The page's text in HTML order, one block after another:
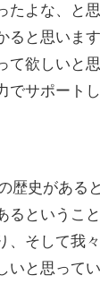
たよな、と
ると思いま
て欲しいと
でサポート
歴史がある
るというこ
、そして我
いと思って